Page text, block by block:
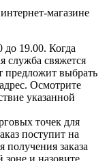
магазине
до 19.00. Когда
служба свяжется
предложит выбрать
Осмотрите
указанной
точек для
поступит на
получения заказа
зоне и назовите